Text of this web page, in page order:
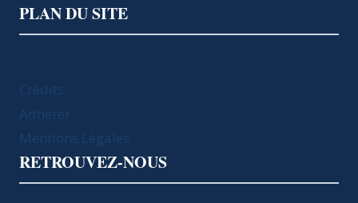
PLAN DU SITE
Crédits
Adhérer
Mentions Légales
RETROUVEZ-NOUS